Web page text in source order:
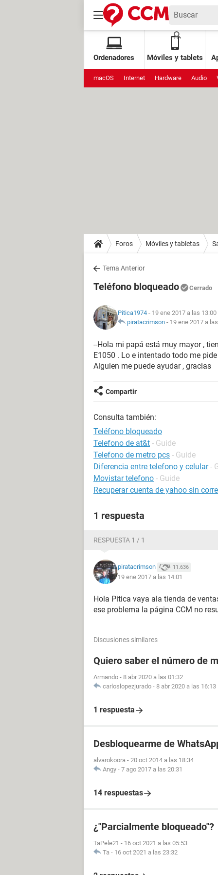
Ordenadores Móviles y tablets
macOS Internet Hardware Audio
Foros Móviles y tabletas
Tema Anterior
Teléfono bloqueado Cerrado
Pitica1974 - 19 ene 2017 a las 13:00
piratacrimson - 19 ene 2017 a
--Hola mi papá está muy mayor ,
E1050 . Lo e intentado todo me
Alguien me puede ayudar , gracias
Compartir
Consulta también:
Teléfono bloqueado
Telefono de at&t - Guide
Telefono de metro pcs - Guide
Diferencia entre telefono y celular -
Movistar telefono - Guide
Recuperar cuenta de yahoo sin
1 respuesta
RESPUESTA 1 / 1
piratacrimson 11.636
19 ene 2017 a las 14:01
Hola Pitica vaya ala tienda de
ese problema la página CCM no
Discusiones similares
Quiero saber el número de
Armando - 8 abr 2020 a las 01:32
carloslopezjurado - 8 abr 2020 a las 16:13
1 respuesta
Desbloquearme de
alvarokoora - 20 oct 2014 a las 18:34
Angy - 7 ago 2017 a las 20:31
14 respuestas
¿"Parcialmente bloqueado"?
TaPele21 - 16 oct 2021 a las 05:53
Ta - 16 oct 2021 a las 23:32